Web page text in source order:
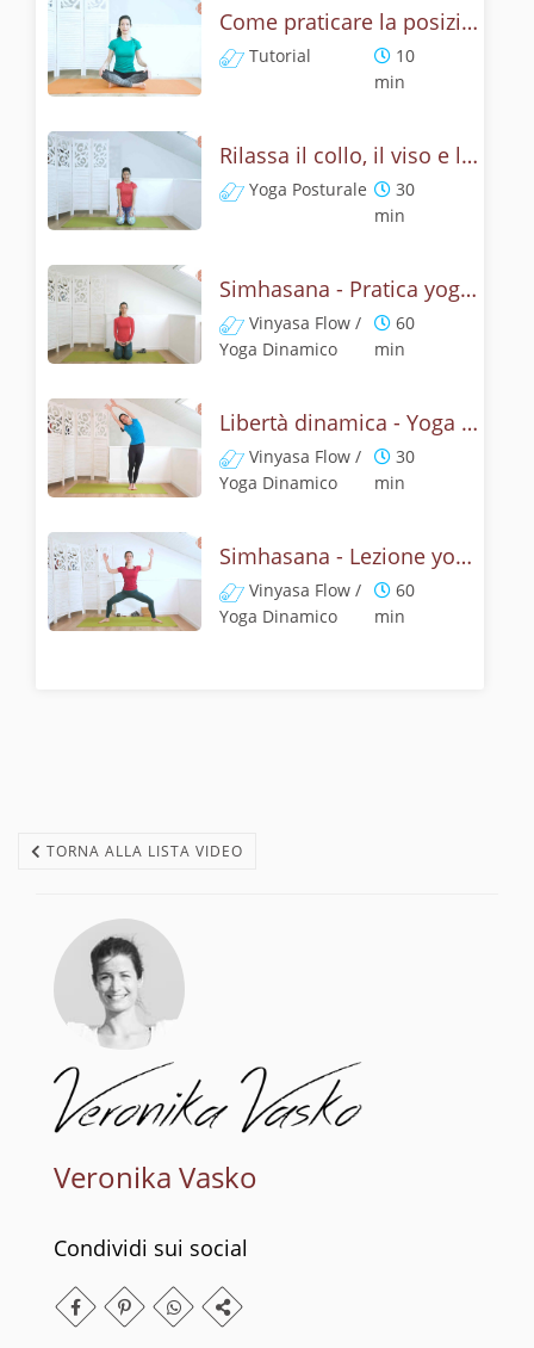
Come praticare la posizione del leone? Tutorial Simhasana
Tutorial
10
min
Rilassa il collo, il viso e le spalle - Yoga con la posizione del leone
Yoga Posturale
30
min
Simhasana - Pratica yoga con la tecnica della posizione del ruggito del leone
Vinyasa Flow /
Yoga Dinamico
60
min
Libertà dinamica - Yoga con il ruggito del leone
Vinyasa Flow /
Yoga Dinamico
30
min
Simhasana - Lezione yoga con la mitologia della posizione del ruggito del leone
Vinyasa Flow /
Yoga Dinamico
60
min
TORNA ALLA LISTA VIDEO
Veronika Vasko
Condividi sui social